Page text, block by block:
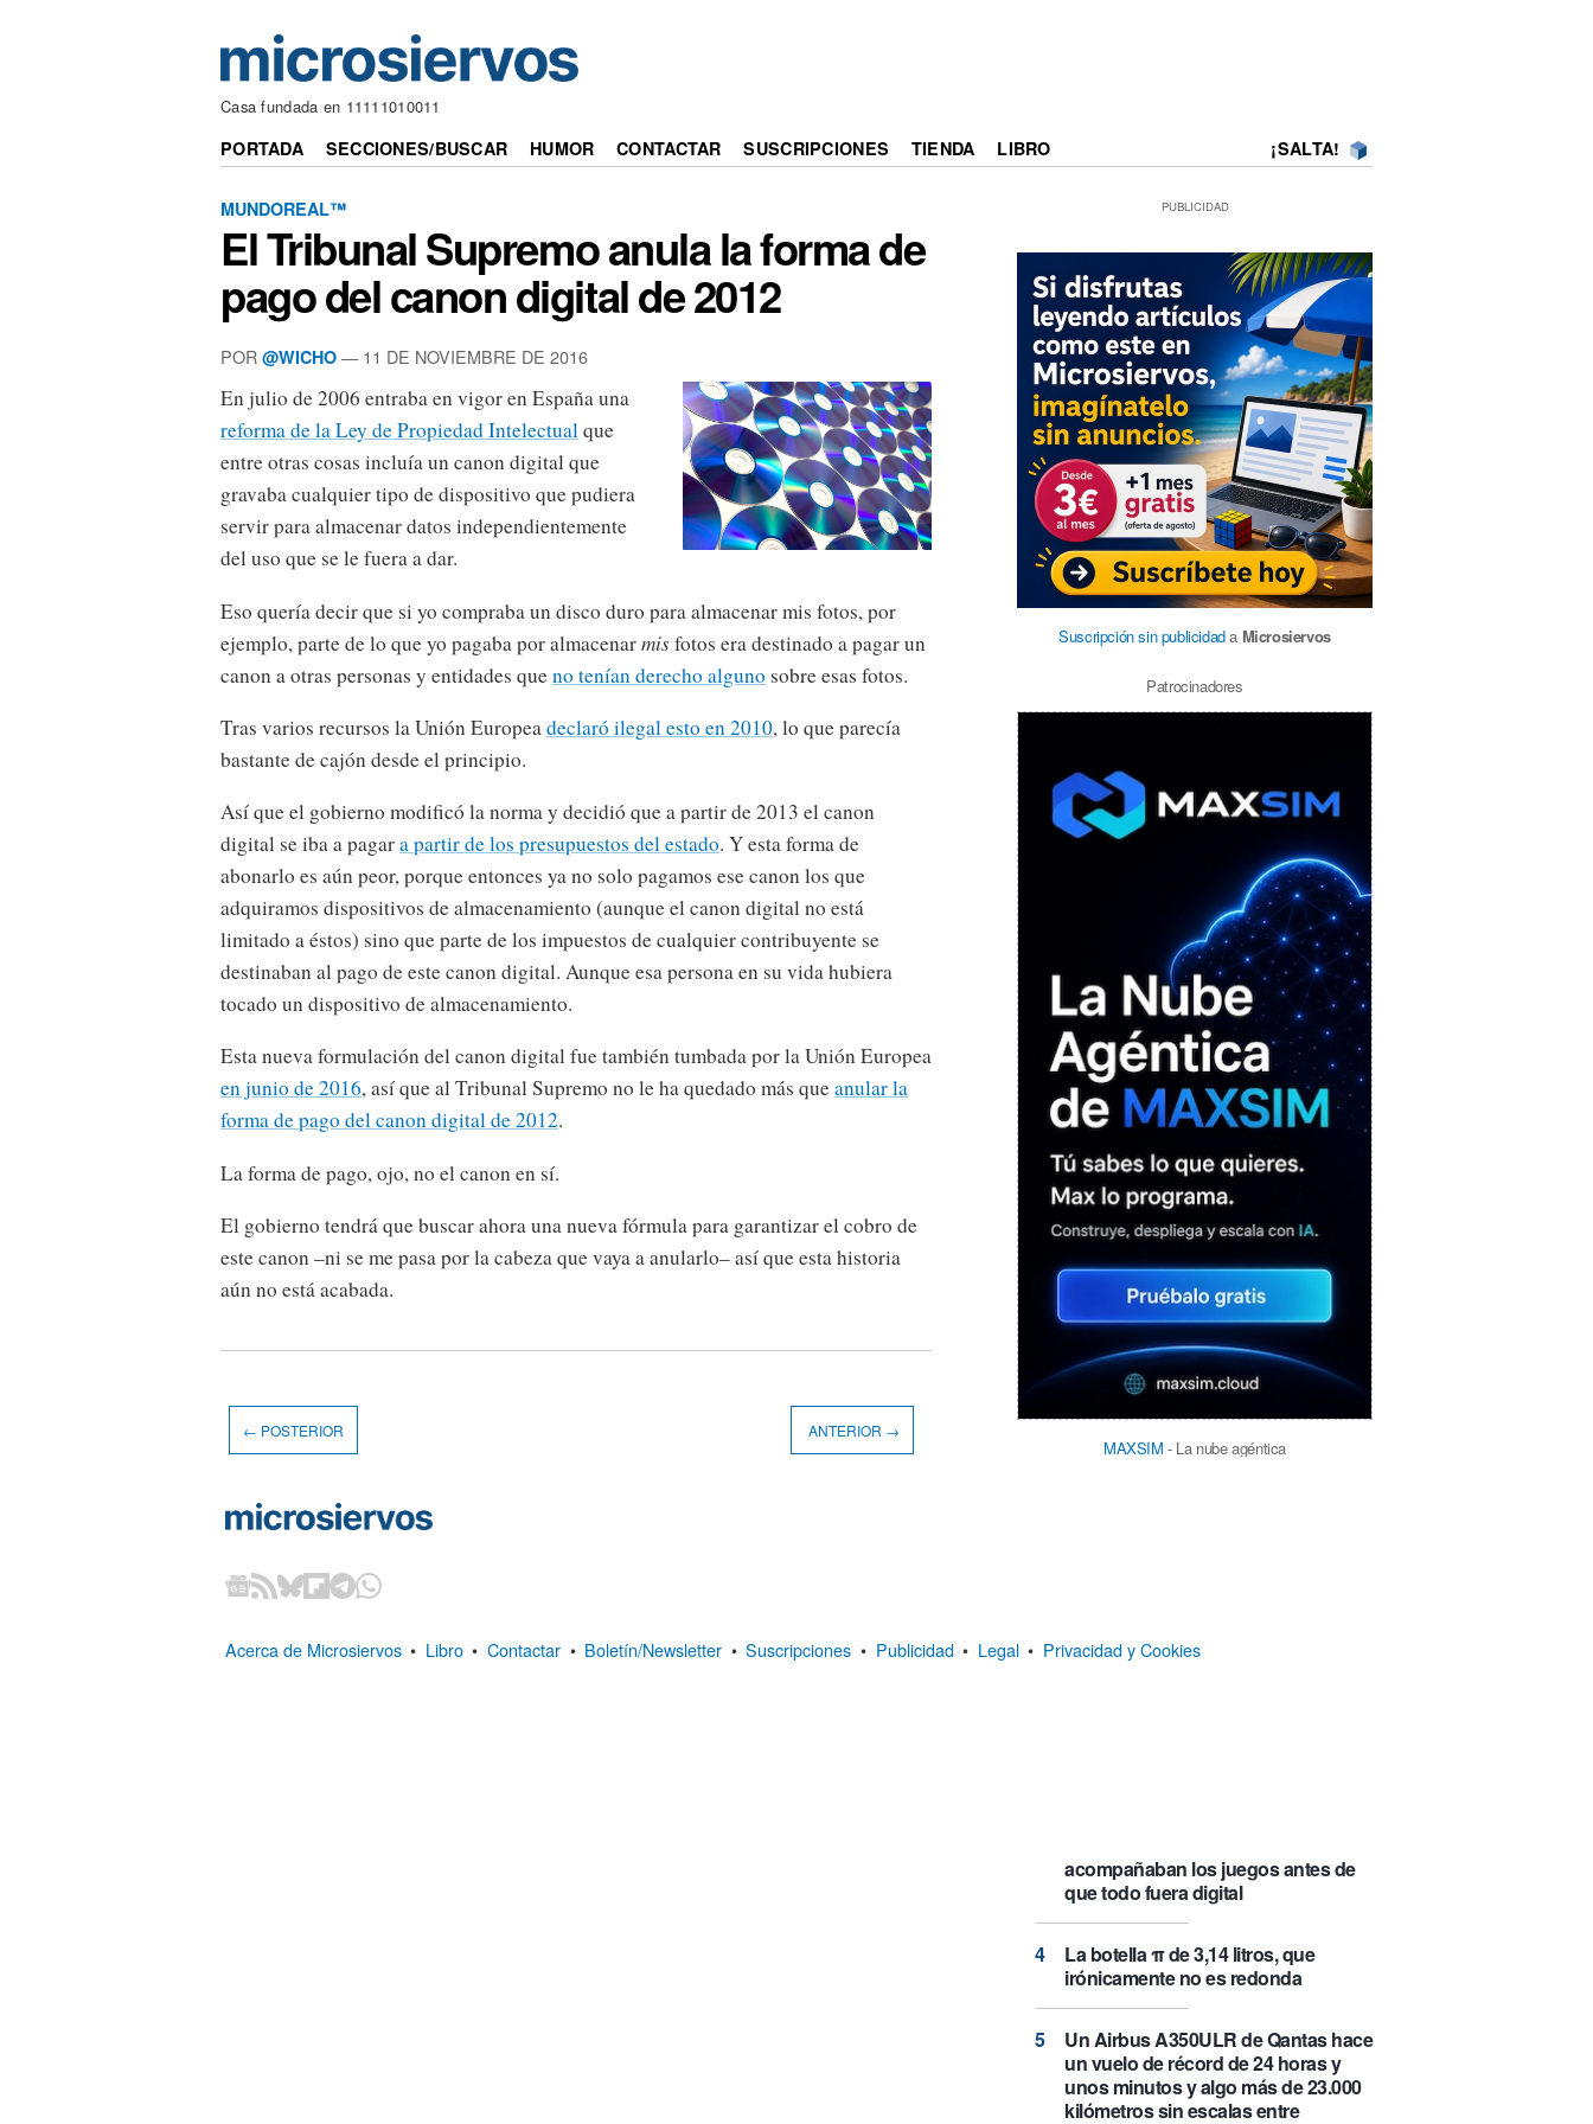
Casa fundada en 11111010011
PORTADA SECCIONES/BUSCAR HUMOR CONTACTAR SUSCRIPCIONES TIENDA LIBRO ¡SALTA!
MUNDOREAL™
El Tribunal Supremo anula la forma de
pago del canon digital de 2012
POR @WICHO — 11 DE NOVIEMBRE DE 2016
En julio de 2006 entraba en vigor en España una
reforma de la Ley de Propiedad Intelectualque
entre otras cosas incluía un canon digital que
gravaba cualquier tipo de dispositivo que pudiera
servir para almacenar datos independientemente
del uso que se le fuera a dar.
Eso quería decir que si yo compraba un disco duro para almacenar mis fotos, por
ejemplo, parte de lo que yo pagaba por almacenarmisfotos era destinado a pagar un
canon a otras personas y entidades queno tenían derecho alguno sobre esas fotos.
Tras varios recursos la Unión Europeadeclaró ilegal esto en 2010, lo que parecía
bastante de cajón desde el principio.
Así que el gobierno modificó la norma y decidió que a partir de 2013 el canon
digital se iba a pagara partir de los presupuestos del estado. Y esta forma de
abonarlo es aún peor, porque entonces ya no solo pagamos ese canon los que
adquiramos dispositivos de almacenamiento (aunque el canon digital no está
limitado a éstos) sino que parte de los impuestos de cualquier contribuyente se
destinaban al pago de este canon digital. Aunque esa persona en su vida hubiera
tocado un dispositivo de almacenamiento.
Esta nueva formulación del canon digital fue también tumbada por la Unión Europea
en junio de 2016, así que al Tribunal Supremo no le ha quedado más queanular la
forma de pago del canon digital de 2012.
La forma de pago, ojo, no el canon en sí.
El gobierno tendrá que buscar ahora una nueva fórmula para garantizar el cobro de
este canon –ni se me pasa por la cabeza que vaya a anularlo– así que esta historia
aún no está acabada.
PUBLICIDAD
Suscripción sin publicidada Microsiervos
Patrocinadores
MAXSIM - La nube agéntica
acompañaban los juegos antes de
que todo fuera digital
La botella π de 3,14 litros, que
irónicamente no es redonda
Un Airbus A350ULR de Qantas hace
un vuelo de récord de 24 horas y
unos minutos y algo más de 23.000
kilómetros sin escalas entre
← POSTERIOR ANTERIOR →
Acerca de Microsiervos • Libro • Contactar • Boletín/Newsletter • Suscripciones • Publicidad • Legal • Privacidad y Cookies